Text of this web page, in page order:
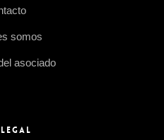
somos
asociado
LEGAL